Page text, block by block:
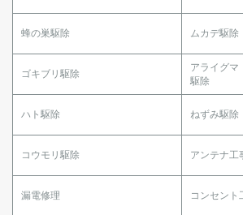
蜂の巣駆除 ムカデ駆除
ゴキブリ駆除
アライグマ
駆除
ハト駆除 ねずみ駆除
コウモリ駆除 アンテナ工
漏電修理 コンセント